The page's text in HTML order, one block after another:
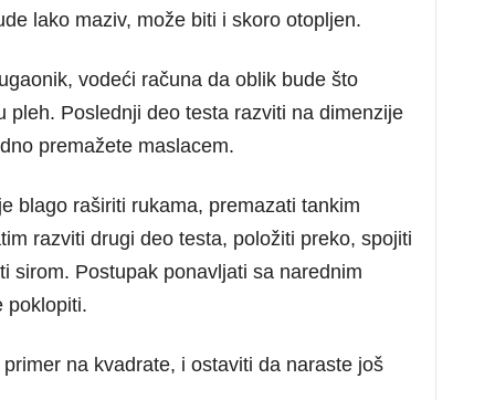
lako maziv, može biti i skoro otopljen.
vodeći računa da oblik bude što
pleh. Poslednji deo testa razviti na dimenzije
premažete maslacem.
blago raširiti rukama, premazati tankim
razviti drugi deo testa, položiti preko, spojiti
sirom. Postupak ponavljati sa narednim
poklopiti.
na kvadrate, i ostaviti da naraste još